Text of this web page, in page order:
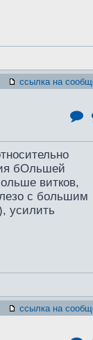
ссылка на
бОльшей
витков,
с большим
усилить
ссылка на